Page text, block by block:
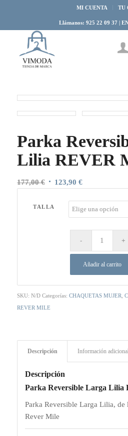
MI CUENTA TU
Llámanos: 925 22 09 37 |
Parka
Lilia REVER
177,00€ El
original
177,00 €.
123,90 €El
es:
123,90 €.
TALLA
Añadir al carrito
SKU: N/D Categorías: CHAQUETAS MUJER
REVER MILE
Descripción Información
Descripción
Parka Reversible Larga
Parka Reversible Larga Lilia, de
Rever Mile